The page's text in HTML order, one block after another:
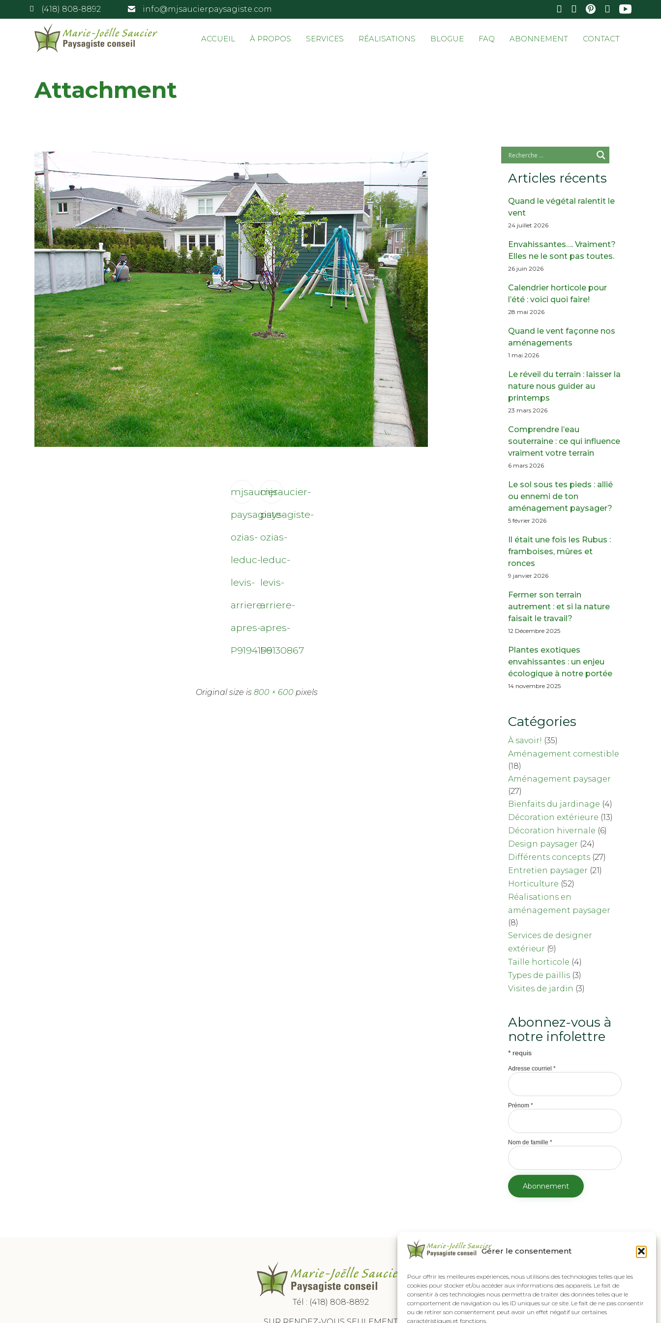
Gérer le consentement
Pour offrir les meilleures expériences, nous utilisons des technologies telles que les
cookies pour stocker et/ou accéder aux informations des appareils. Le fait de
consentir à ces technologies nous permettra de traiter des données telles que le
comportement de navigation ou les ID uniques sur ce site. Le fait de ne pas consentir
ou de retirer son consentement peut avoir un effet négatif sur certaines
caractéristiques et fonctions.
(418) 808-8892 info@mjsaucierpaysagiste.com
ACCUEIL À PROPOS SERVICES RÉALISATIONS BLOGUE FAQ ABONNEMENT CONTACT
Attachment
mjsaucier-
paysagiste-
ozias-
leduc-
levis-
arriere-
apres-
P9194156
mjsaucier-
paysagiste-
ozias-
leduc-
levis-
arriere-
apres-
P9130867
Original size is 800 × 600 pixels
Articles récents
Quand le végétal ralentit le
vent
24 juillet 2026
Envahissantes…. Vraiment?
Elles ne le sont pas toutes.
26 juin 2026
Calendrier horticole pour
l’été : voici quoi faire!
28 mai 2026
Quand le vent façonne nos
aménagements
1 mai 2026
Le réveil du terrain : laisser la
nature nous guider au
printemps
23 mars 2026
Comprendre l’eau
souterraine : ce qui influence
vraiment votre terrain
6 mars 2026
Le sol sous tes pieds : allié
ou ennemi de ton
aménagement paysager?
5 février 2026
Il était une fois les Rubus :
framboises, mûres et
ronces
9 janvier 2026
Fermer son terrain
autrement : et si la nature
faisait le travail?
12 Décembre 2025
Plantes exotiques
envahissantes : un enjeu
écologique à notre portée
14 novembre 2025
Catégories
À savoir! (35)
Aménagement comestible
(18)
Aménagement paysager
(27)
Bienfaits du jardinage (4)
Décoration extérieure (13)
Décoration hivernale (6)
Design paysager (24)
Différents concepts (27)
Entretien paysager (21)
Horticulture (52)
Réalisations en
aménagement paysager
(8)
Services de designer
extérieur (9)
Taille horticole (4)
Types de paillis (3)
Visites de jardin (3)
Abonnez-vous à
notre infolettre
* requis
Adresse courriel*
Prénom*
Nom de famille*
Tél : (418) 808-8892